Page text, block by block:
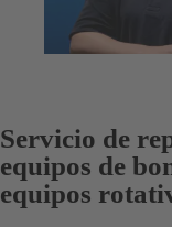
Servicio de
equipos de
equipos